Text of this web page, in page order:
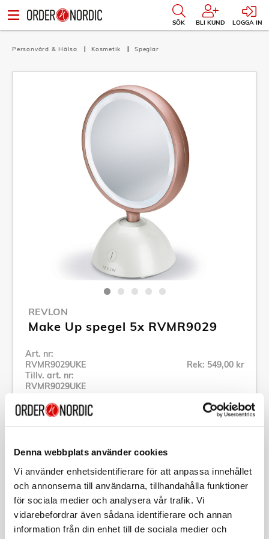
Denna webbplats använder cookies
Vi använder enhetsidentifierare för att anpassa innehållet
och annonserna till användarna, tillhandahålla funktioner
för sociala medier och analysera vår trafik. Vi
vidarebefordrar även sådana identifierare och annan
information från din enhet till de sociala medier och
SÖK BLI KUND LOGGA IN
Personvård & Hälsa Kosmetik Speglar
REVLON
Make Up spegel 5x RVMR9029
Art. nr:
RVMR9029UKE
Tillv. art. nr:
RVMR9029UKE
Rek: 549,00 kr
Specifikation
Beskrivning
Art. nr:RVMR9029UKE
Tillv. art. nr: